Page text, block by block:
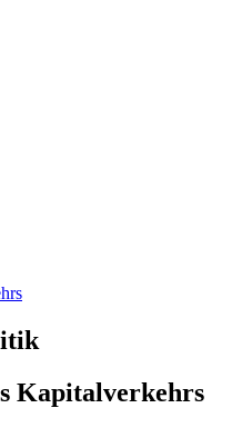
Kapitalverkehrs